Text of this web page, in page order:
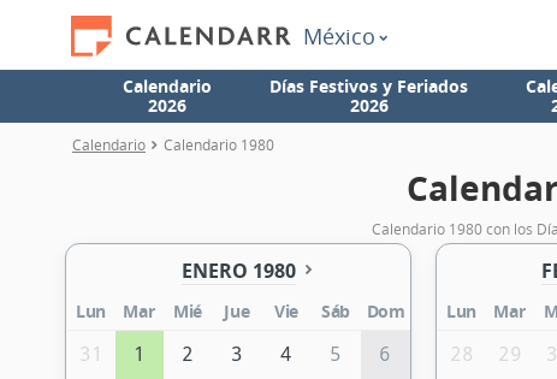
México
Calendario
2026
Días Festivos y Feriados
2026
Calendario Calendario 1980
Calendario 1980 con los
ENERO 1980
Lun Mar Mié Jue Vie Sáb
Dom
31
1 2 3 4 5 6
Lun Mar
28
29